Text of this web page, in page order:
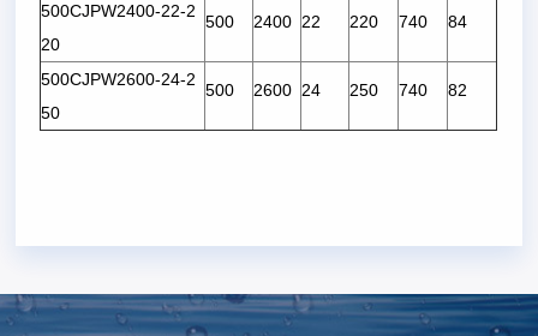
500CJPW2400-22-2
20
500 2400 22 220 740 84
500CJPW2600-24-2
50
500 2600 24 250 740 82